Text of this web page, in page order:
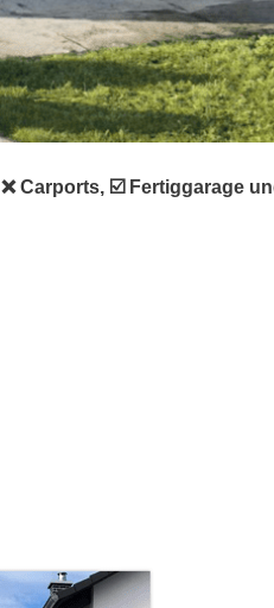
Carports, ☑️ Fertiggarage